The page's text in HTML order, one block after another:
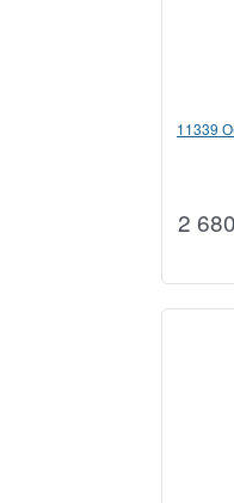
11339
2